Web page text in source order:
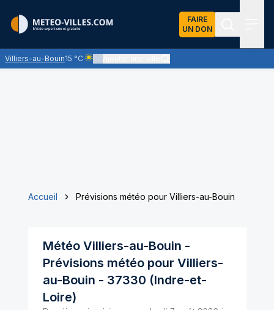
FAIRE
UN DON
Villiers-au-Bouin15 °C
Ciel clair - quasiment pas de nuages et un soleil
Accueil Prévisions météo pour Villiers-au-Bouin
Météo Villiers-au-Bouin -
Prévisions météo pour Villiers-
au-Bouin - 37330 (Indre-et-
Loire)